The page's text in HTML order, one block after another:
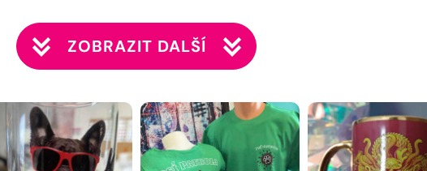
ZOBRAZIT DALŠÍ